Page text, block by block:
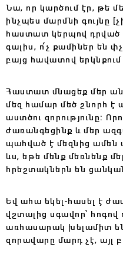
Նա, որ կարծում էր, թե
ինչպես մարմնի գույնը
հաստատ կերպով դրված
գալիս, ո՛չ քամիներ են
բայց հավատով
Հաստատ մնացեք մեր
մեզ համար մեծ շնորհ է
աստծու զորությունը։
ժառանգեցինք և մեր
պահված է մեզնից ամեն
ևս, եթե մենք մեռնենք
հրեշտակներն են
Եվ ահա եկել-հասել է
վշտալից սգավոր՝
առհասարակ խելամիտ
զորավարը մարդ չէ, այլ